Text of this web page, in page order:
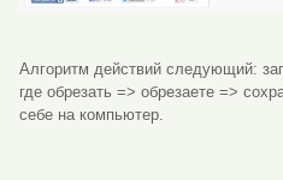
Алгоритм действий следующий:
где обрезать => обрезаете =>
себе на компьютер.